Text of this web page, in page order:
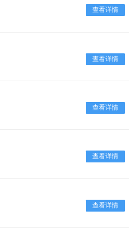
查看详情
查看详情
查看详情
查看详情
查看详情